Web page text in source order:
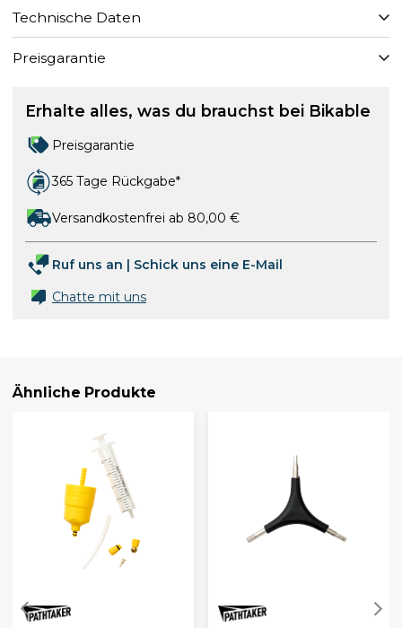
Technische Daten
Preisgarantie
Erhalte alles, was du brauchst bei Bikable
Preisgarantie
365 Tage Rückgabe*
Versandkostenfrei ab 80,00 €
Ruf uns an | Schick uns eine E-Mail
Chatte mit uns
Ähnliche Produkte